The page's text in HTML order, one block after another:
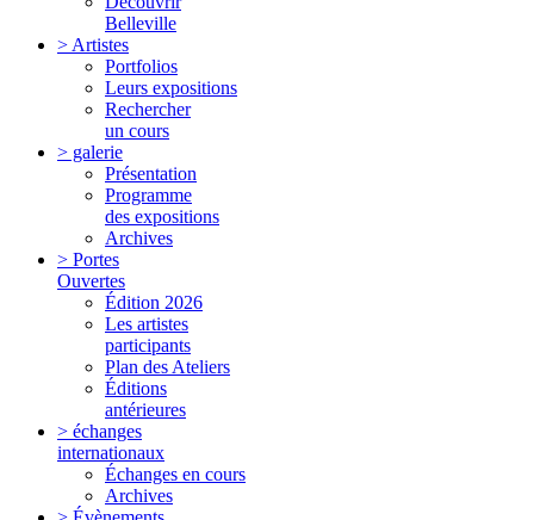
Belleville
> Artistes
Portfolios
Leurs expositions
Rechercher
un cours
> galerie
Présentation
Programme
des expositions
Archives
> Portes
Ouvertes
Édition 2026
Les artistes
participants
Plan des Ateliers
Éditions
antérieures
> échanges
internationaux
Échanges en cours
Archives